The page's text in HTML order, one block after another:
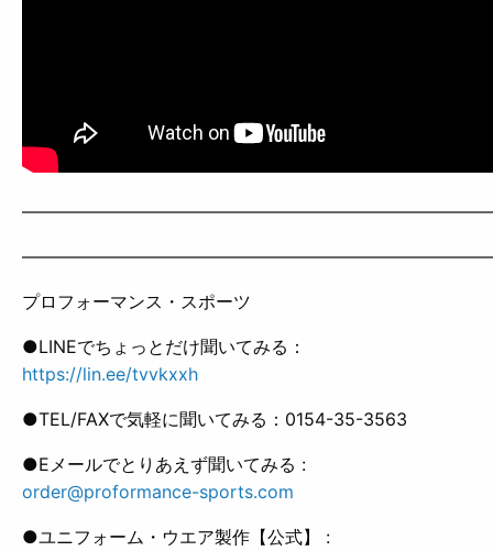
プロフォーマンス・スポーツ
●LINEでちょっとだけ聞いてみる：
https://lin.ee/tvvkxxh
●TEL/FAXで気軽に聞いてみる：0154-35-3563
●Eメールでとりあえず聞いてみる :
order@proformance-sports.com
●ユニフォーム・ウエア製作【公式】 :